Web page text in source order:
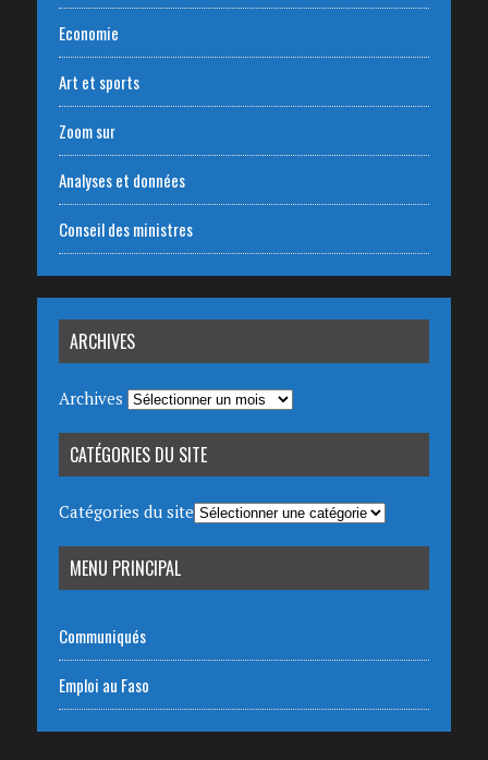
Economie
Art et sports
Zoom sur
Analyses et données
Conseil des ministres
ARCHIVES
Archives
CATÉGORIES DU SITE
Catégories du site
MENU PRINCIPAL
Communiqués
Emploi au Faso